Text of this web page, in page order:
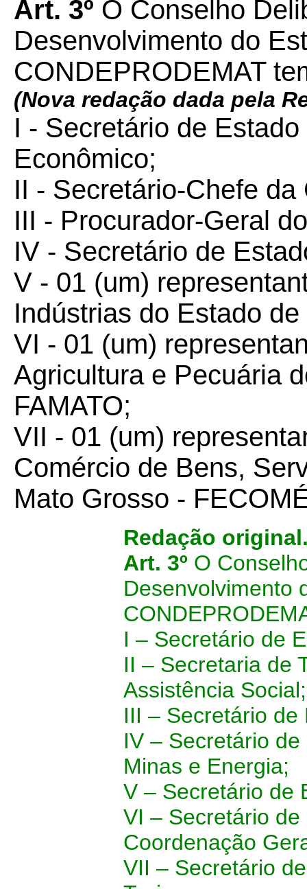
Art. 3º O Conselho
Desenvolvimento do
CONDEPRODEMAT
(Nova redação dada pela
I - Secretário de
Econômico;
II - Secretário-Chefe da
III - Procurador-Geral
IV - Secretário de
V - 01 (um)
Indústrias do Estado
VI - 01 (um)
Agricultura e Pecuária
FAMATO;
VII - 01 (um)
Comércio de Bens,
Mato Grosso -
Redação
Art. 3º O
Desenvolvimento
I – Secretário de
II – Secretaria de
Assistência Social;
III – Secretário
IV – Secretário
Minas e Energia;
V – Secretário de
VI – Secretário
Coordenação
VII – Secretário